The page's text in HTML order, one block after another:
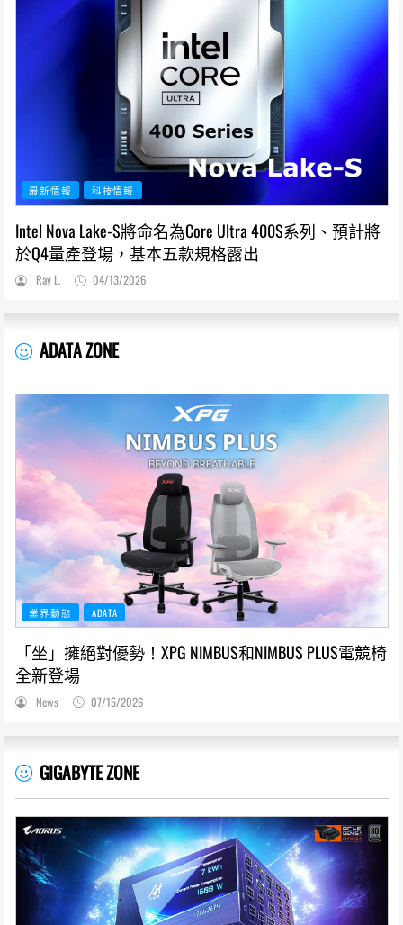
最新情報 科技情報
Intel Nova Lake-S將命名為Core Ultra 400S系列、預計將
於Q4量產登場，基本五款規格露出
Ray L. 04/13/2026
ADATA ZONE
業界動態 ADATA
「坐」擁絕對優勢！XPG NIMBUS和NIMBUS PLUS電競椅
全新登場
News 07/15/2026
GIGABYTE ZONE